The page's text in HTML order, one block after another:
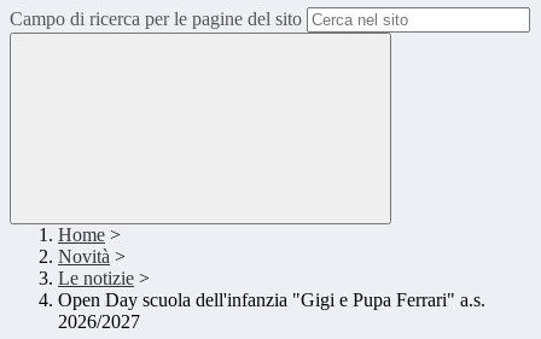
Campo di ricerca per le pagine del sito
Home >
Novità >
Le notizie >
Open Day scuola dell'infanzia "Gigi e Pupa Ferrari" a.s.
2026/2027